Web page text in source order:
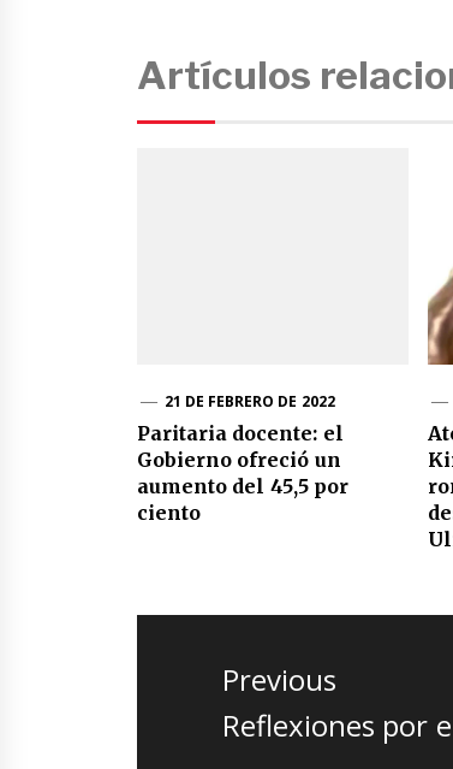
Artículos
21 DE FEBRERO DE 2022
Paritaria docente: el
Gobierno ofreció un
aumento del 45,5 por
ciento
Navegación
entradas
Previous
Previous
Reflexiones por